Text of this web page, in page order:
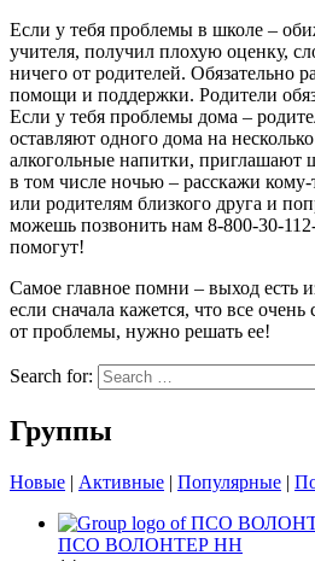
Если у тебя проблемы в школе –
учителя, получил плохую оценку,
ничего от родителей. Обязательно
помощи и поддержки. Родители
Если у тебя проблемы дома –
оставляют одного дома на
алкогольные напитки,
в том числе ночью – расскажи
или родителям близкого друга и
можешь позвонить нам 8-800-30-
помогут!
Самое главное помни – выход есть
если сначала кажется, что все
от проблемы, нужно решать ее!
Search for:
Группы
Новые | Активные | Популярные |
ПСО ВОЛОНТЕР НН